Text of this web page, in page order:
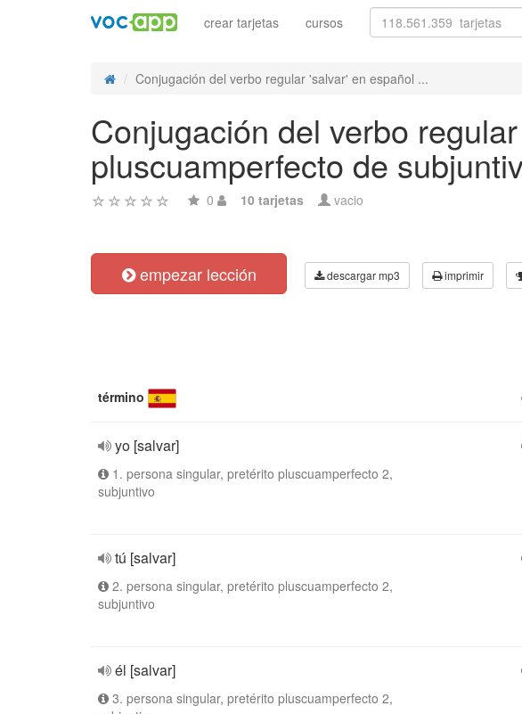
crear tarjetas cursos
Conjugación del verbo regular 'salvar' en español ...
Conjugación del verbo
pluscuamperfecto de
0 10 tarjetas vacio
empezar lección descargar mp3 imprimir
término
yo [salvar]
1. persona singular, pretérito pluscuamperfecto 2,
subjuntivo
tú [salvar]
2. persona singular, pretérito pluscuamperfecto 2,
subjuntivo
él [salvar]
3. persona singular, pretérito pluscuamperfecto 2,